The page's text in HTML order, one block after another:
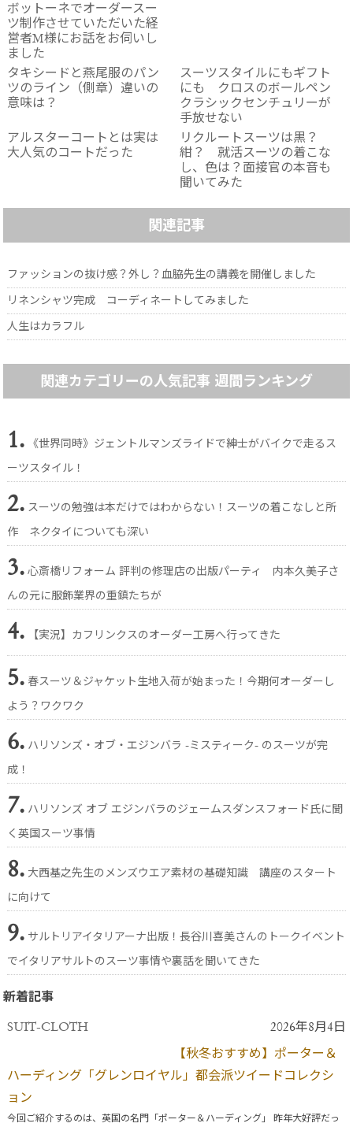
ボットーネでオーダースー
ツ制作させていただいた経
営者M様にお話をお伺いし
ました
タキシードと燕尾服のパン
ツのライン（側章）違いの
意味は？
スーツスタイルにもギフト
にも クロスのボールペン
クラシックセンチュリーが
手放せない
アルスターコートとは実は
大人気のコートだった
リクルートスーツは黒？
紺？ 就活スーツの着こな
し、色は？面接官の本音も
聞いてみた
関連記事
ファッションの抜け感？外し？血脇先生の講義を開催しました
リネンシャツ完成 コーディネートしてみました
人生はカラフル
関連カテゴリーの人気記事 週間ランキング
1. 《世界同時》ジェントルマンズライドで紳士がバイクで走るス
ーツスタイル！
2. スーツの勉強は本だけではわからない！スーツの着こなしと所
作 ネクタイについても深い
3. 心斎橋リフォーム 評判の修理店の出版パーティ 内本久美子さ
んの元に服飾業界の重鎮たちが
4. 【実況】カフリンクスのオーダー工房へ行ってきた
5. 春スーツ＆ジャケット生地入荷が始まった！今期何オーダーし
よう？ワクワク
6. ハリソンズ・オブ・エジンバラ -ミスティーク- のスーツが完
成！
7. ハリソンズ オブ エジンバラのジェームスダンスフォード氏に聞
く英国スーツ事情
8. 大西基之先生のメンズウエア素材の基礎知識 講座のスタート
に向けて
9. サルトリアイタリアーナ出版！長谷川喜美さんのトークイベント
でイタリアサルトのスーツ事情や裏話を聞いてきた
新着記事
SUIT-CLOTH 2026年8月4日
【秋冬おすすめ】ポーター＆
ハーディング「グレンロイヤル」都会派ツイードコレクシ
ョン
今回ご紹介するのは、英国の名門「ポーター＆ハーディング」 昨年大好評だっ